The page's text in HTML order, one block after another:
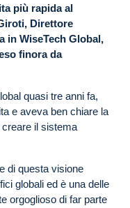
più rapida al
Direttore
in WiseTech Global,
finora da
quasi tre anni fa,
e aveva ben chiare la
il sistema
di questa visione
globali ed è una delle
orgoglioso di far parte